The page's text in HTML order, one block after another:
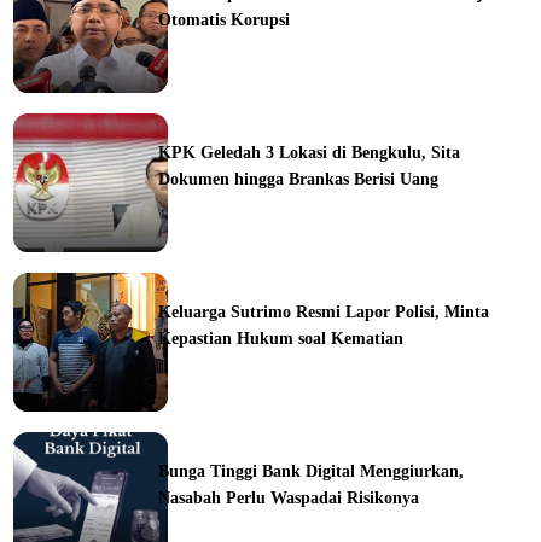
Otomatis Korupsi
KPK Geledah 3 Lokasi di Bengkulu, Sita
Dokumen hingga Brankas Berisi Uang
Keluarga Sutrimo Resmi Lapor Polisi, Minta
Kepastian Hukum soal Kematian
Bunga Tinggi Bank Digital Menggiurkan,
Nasabah Perlu Waspadai Risikonya